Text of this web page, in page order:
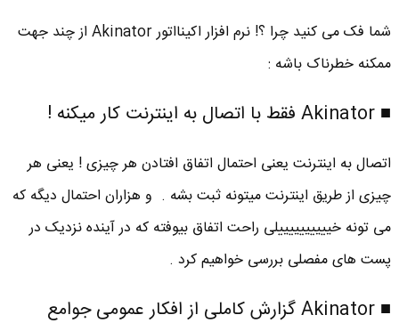
شما فک می کنید چرا ؟! نرم افزار اکینااتور Akinator از چند جهت
ممکنه خطرناک باشه :
■ Akinator فقط با اتصال به اینترنت کار میکنه !
اتصال به اینترنت یعنی احتمال اتفاق افتادن هر چیزی ! یعنی هر
چیزی از طریق اینترنت میتونه ثبت بشه . و هزاران احتمال دیگه که
می تونه خییییییییییلی راحت اتفاق بیوفته که در آینده نزدیک در
پست های مفصلی بررسی خواهیم کرد .
■ Akinator گزارش کاملی از افکار عمومی جوامع